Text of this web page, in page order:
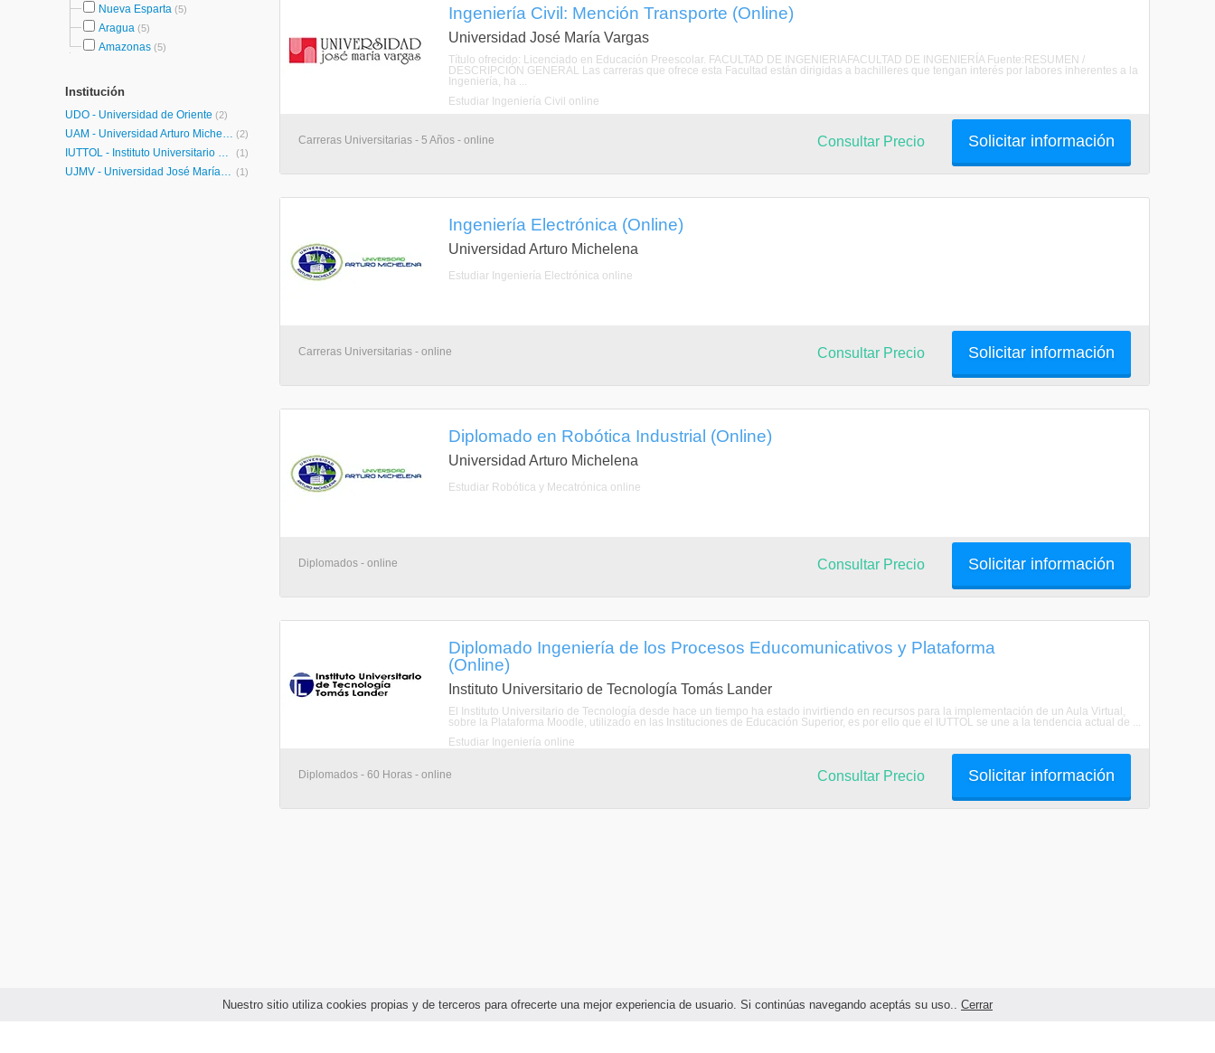
Nuestro sitio utiliza cookies propias y de terceros para ofrecerte una mejor experiencia de usuario. Si continúas navegando aceptás su uso.. Cerrar
Nueva Esparta (5)
Aragua (5)
Amazonas (5)
Institución
UDO - Universidad de Oriente (2)
UAM - Universidad Arturo Michelena (2)
IUTTOL - Instituto Universitario de Tecnología Tomás Lander (1)
UJMV - Universidad José María Vargas (1)
Ingeniería Civil: Mención Transporte (Online)
Universidad José María Vargas
Título ofrecido: Licenciado en Educación Preescolar. FACULTAD DE INGENIERIAFACULTAD DE INGENIERÍA Fuente:RESUMEN /
DESCRIPCIÓN GENERAL Las carreras que ofrece esta Facultad están dirigidas a bachilleres que tengan interés por labores inherentes a la
Ingeniería, ha ...
Estudiar Ingeniería Civil online
Carreras Universitarias - 5 Años - online Solicitar información
Consultar Precio
Ingeniería Electrónica (Online)
Universidad Arturo Michelena
Estudiar Ingeniería Electrónica online
Carreras Universitarias - online Solicitar información
Consultar Precio
Diplomado en Robótica Industrial (Online)
Universidad Arturo Michelena
Estudiar Robótica y Mecatrónica online
Diplomados - online Solicitar información
Consultar Precio
Diplomado Ingeniería de los Procesos Educomunicativos y Plataforma
(Online)
Instituto Universitario de Tecnología Tomás Lander
El Instituto Universitario de Tecnología desde hace un tiempo ha estado invirtiendo en recursos para la implementación de un Aula Virtual,
sobre la Plataforma Moodle, utilizado en las Instituciones de Educación Superior, es por ello que el IUTTOL se une a la tendencia actual de ...
Estudiar Ingeniería online
Diplomados - 60 Horas - online Solicitar información
Consultar Precio